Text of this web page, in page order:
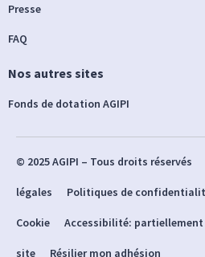
Presse
FAQ
Nos autres sites
Fonds de dotation AGIPI
© 2025 AGIPI – Tous droits réservés
légales Politiques de
Cookie Accessibilité:
site Résilier mon adhésion